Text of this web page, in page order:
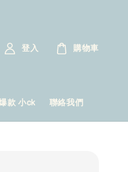
款 小ck 聯絡我們
登入 購物車